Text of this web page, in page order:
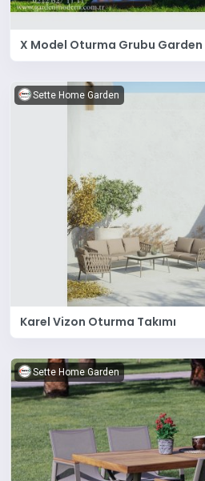
X Model Oturma Grubu
Sette Home Garden
Karel Vizon Oturma Takımı
Sette Home Garden